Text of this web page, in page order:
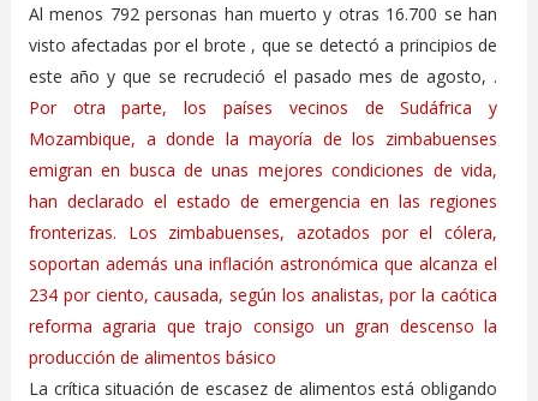
Al menos 792 personas han muerto y otras 16.700 se han
visto afectadas por el brote , que se detectó a principios de
este año y que se recrudeció el pasado mes de agosto, .
Por otra parte, los países vecinos de Sudáfrica y
Mozambique, a donde la mayoría de los zimbabuenses
emigran en busca de unas mejores condiciones de vida,
han declarado el estado de emergencia en las regiones
fronterizas. Los zimbabuenses, azotados por el cólera,
soportan además una inflación astronómica que alcanza el
234 por ciento, causada, según los analistas, por la caótica
reforma agraria que trajo consigo un gran descenso la
producción de alimentos básico
La crítica situación de escasez de alimentos está obligando